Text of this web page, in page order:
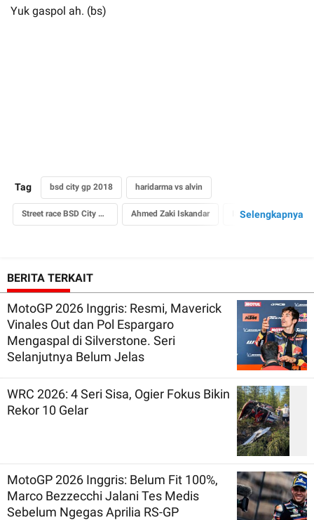
Yuk gaspol ah. (bs)
Tag bsd city gp 2018 haridarma vs alvin
Street race BSD City GP Ahmed Zaki Iskandar ISSOM 2018
Selengkapnya
BERITA TERKAIT
MotoGP 2026 Inggris: Resmi, Maverick
Vinales Out dan Pol Espargaro
Mengaspal di Silverstone. Seri
Selanjutnya Belum Jelas
WRC 2026: 4 Seri Sisa, Ogier Fokus Bikin
Rekor 10 Gelar
MotoGP 2026 Inggris: Belum Fit 100%,
Marco Bezzecchi Jalani Tes Medis
Sebelum Ngegas Aprilia RS-GP